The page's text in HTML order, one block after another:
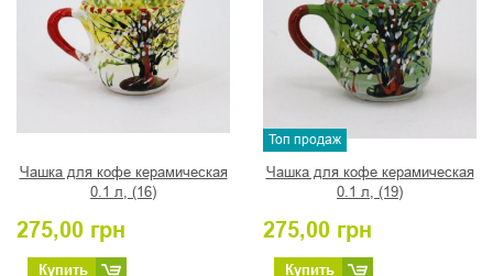
Чашка для кофе керамическая
0.1 л, (16)
275,00 грн
Купить
Топ продаж
Чашка для кофе керамическая
0.1 л, (19)
275,00 грн
Купить